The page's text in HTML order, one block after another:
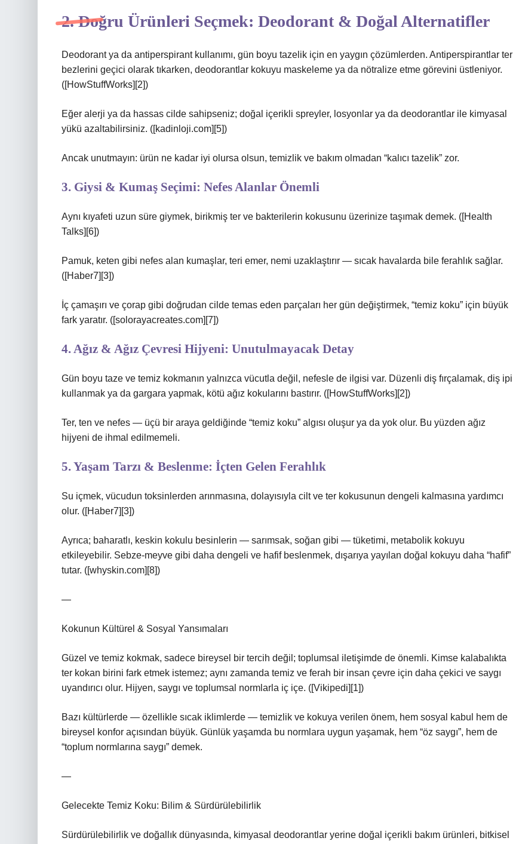
2. Doğru Ürünleri Seçmek: Deodorant & Doğal Alternatifler
Deodorant ya da antiperspirant kullanımı, gün boyu tazelik için en yaygın çözümlerden. Antiperspirantlar ter
bezlerini geçici olarak tıkarken, deodorantlar kokuyu maskeleme ya da nötralize etme görevini üstleniyor.
([HowStuffWorks][2])
Eğer alerji ya da hassas cilde sahipseniz; doğal içerikli spreyler, losyonlar ya da deodorantlar ile kimyasal
yükü azaltabilirsiniz. ([kadinloji.com][5])
Ancak unutmayın: ürün ne kadar iyi olursa olsun, temizlik ve bakım olmadan “kalıcı tazelik” zor.
3. Giysi & Kumaş Seçimi: Nefes Alanlar Önemli
Aynı kıyafeti uzun süre giymek, birikmiş ter ve bakterilerin kokusunu üzerinize taşımak demek. ([Health
Talks][6])
Pamuk, keten gibi nefes alan kumaşlar, teri emer, nemi uzaklaştırır — sıcak havalarda bile ferahlık sağlar.
([Haber7][3])
İç çamaşırı ve çorap gibi doğrudan cilde temas eden parçaları her gün değiştirmek, “temiz koku” için büyük
fark yaratır. ([solorayacreates.com][7])
4. Ağız & Ağız Çevresi Hijyeni: Unutulmayacak Detay
Gün boyu taze ve temiz kokmanın yalnızca vücutla değil, nefesle de ilgisi var. Düzenli diş fırçalamak, diş ipi
kullanmak ya da gargara yapmak, kötü ağız kokularını bastırır. ([HowStuffWorks][2])
Ter, ten ve nefes — üçü bir araya geldiğinde “temiz koku” algısı oluşur ya da yok olur. Bu yüzden ağız
hijyeni de ihmal edilmemeli.
5. Yaşam Tarzı & Beslenme: İçten Gelen Ferahlık
Su içmek, vücudun toksinlerden arınmasına, dolayısıyla cilt ve ter kokusunun dengeli kalmasına yardımcı
olur. ([Haber7][3])
Ayrıca; baharatlı, keskin kokulu besinlerin — sarımsak, soğan gibi — tüketimi, metabolik kokuyu
etkileyebilir. Sebze‑meyve gibi daha dengeli ve hafif beslenmek, dışarıya yayılan doğal kokuyu daha “hafif”
tutar. ([whyskin.com][8])
—
Kokunun Kültürel & Sosyal Yansımaları
Güzel ve temiz kokmak, sadece bireysel bir tercih değil; toplumsal iletişimde de önemli. Kimse kalabalıkta
ter kokan birini fark etmek istemez; aynı zamanda temiz ve ferah bir insan çevre için daha çekici ve saygı
uyandırıcı olur. Hijyen, saygı ve toplumsal normlarla iç içe. ([Vikipedi][1])
Bazı kültürlerde — özellikle sıcak iklimlerde — temizlik ve kokuya verilen önem, hem sosyal kabul hem de
bireysel konfor açısından büyük. Günlük yaşamda bu normlara uygun yaşamak, hem “öz saygı”, hem de
“toplum normlarına saygı” demek.
—
Gelecekte Temiz Koku: Bilim & Sürdürülebilirlik
Sürdürülebilirlik ve doğallık dünyasında, kimyasal deodorantlar yerine doğal içerikli bakım ürünleri, bitkisel